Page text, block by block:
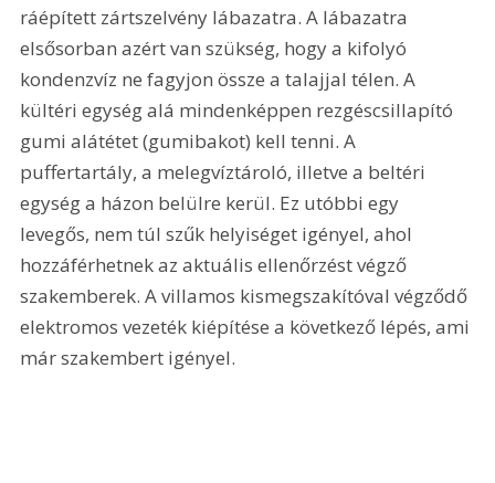
ráépített zártszelvény lábazatra. A lábazatra
elsősorban azért van szükség, hogy a kifolyó
kondenzvíz ne fagyjon össze a talajjal télen. A
kültéri egység alá mindenképpen rezgéscsillapító
gumi alátétet (gumibakot) kell tenni. A
puffertartály, a melegvíztároló, illetve a beltéri
egység a házon belülre kerül. Ez utóbbi egy
levegős, nem túl szűk helyiséget igényel, ahol
hozzáférhetnek az aktuális ellenőrzést végző
szakemberek. A villamos kismegszakítóval végződő
elektromos vezeték kiépítése a következő lépés, ami
már szakembert igényel.